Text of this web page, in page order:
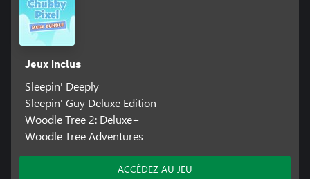
Jeux inclus
Sleepin' Deeply
Sleepin' Guy Deluxe Edition
Woodle Tree 2: Deluxe+
Woodle Tree Adventures
ACCÉDEZ AU JEU